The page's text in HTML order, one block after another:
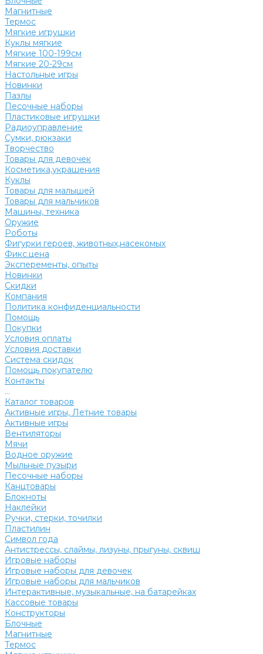
Магнитные
Термос
Мягкие игрушки
Куклы мягкие
Мягкие 100-199см
Мягкие 20-29см
Настольные игры
Новинки
Пазлы
Песочные наборы
Пластиковые игрушки
Радиоуправление
Сумки, рюкзаки
Творчество
Товары для девочек
Косметика,украшения
Куклы
Товары для малышей
Товары для мальчиков
Машины, техника
Оружие
Роботы
Фигурки героев, животных,насекомых
Фикс.цена
Эксперементы, опыты
Новинки
Скидки
Компания
Политика конфиденциальности
Помощь
Покупки
Условия оплаты
Условия доставки
Система скидок
Помощь покупателю
Контакты
...
Каталог товаров
Активные игры, Летние товары
Активные игры
Вентиляторы
Мячи
Водное оружие
Мыльные пузыри
Песочные наборы
Канцтовары
Блокноты
Наклейки
Ручки, стерки, точилки
Пластилин
Символ года
Антистрессы, слаймы, лизуны, прыгуны, сквиш
Игровые наборы
Игровые наборы для девочек
Игровые наборы для мальчиков
Интерактивные, музыкальные, на батарейках
Кассовые товары
Конструкторы
Блочные
Магнитные
Термос